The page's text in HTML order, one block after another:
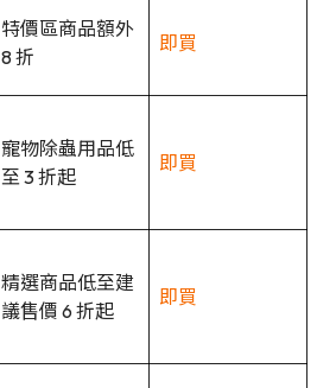
特價區商品額外
8 折
即買
寵物除蟲用品低
至 3 折起
即買
精選商品低至建
議售價 6 折起
即買